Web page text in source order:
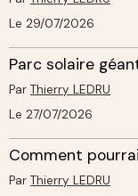
Le 29/07/2026
Parc solaire
Par Thierry LEDRU
Le 27/07/2026
Comment
Par Thierry LEDRU